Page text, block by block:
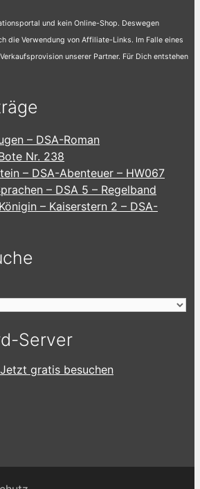
und kein Online-Shop. Deswegen
die Verwendung von Affiliate-Links. Im Falle eines
unserer Partner. Für Dich entstehen
– DSA-Roman
Nr. 238
– DSA-Abenteuer – HW067
– DSA 5 – Regelband
– Kaiserstern 2 – DSA-
Server
gratis besuchen